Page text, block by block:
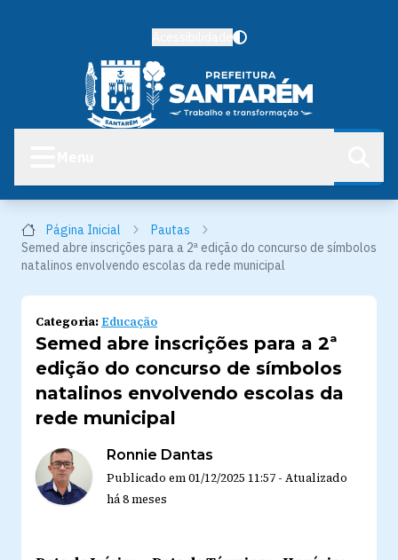
Página Inicial
Pautas
Semed abre inscrições para a 2ª edição do concurso de símbolos
natalinos envolvendo escolas da rede municipal
Categoria:Educação
Semed abre inscrições para a 2ª
edição do concurso de símbolos
natalinos envolvendo escolas da
rede municipal
Ronnie Dantas
Publicado em01/12/2025 11:57 - Atualizado
há 8 meses